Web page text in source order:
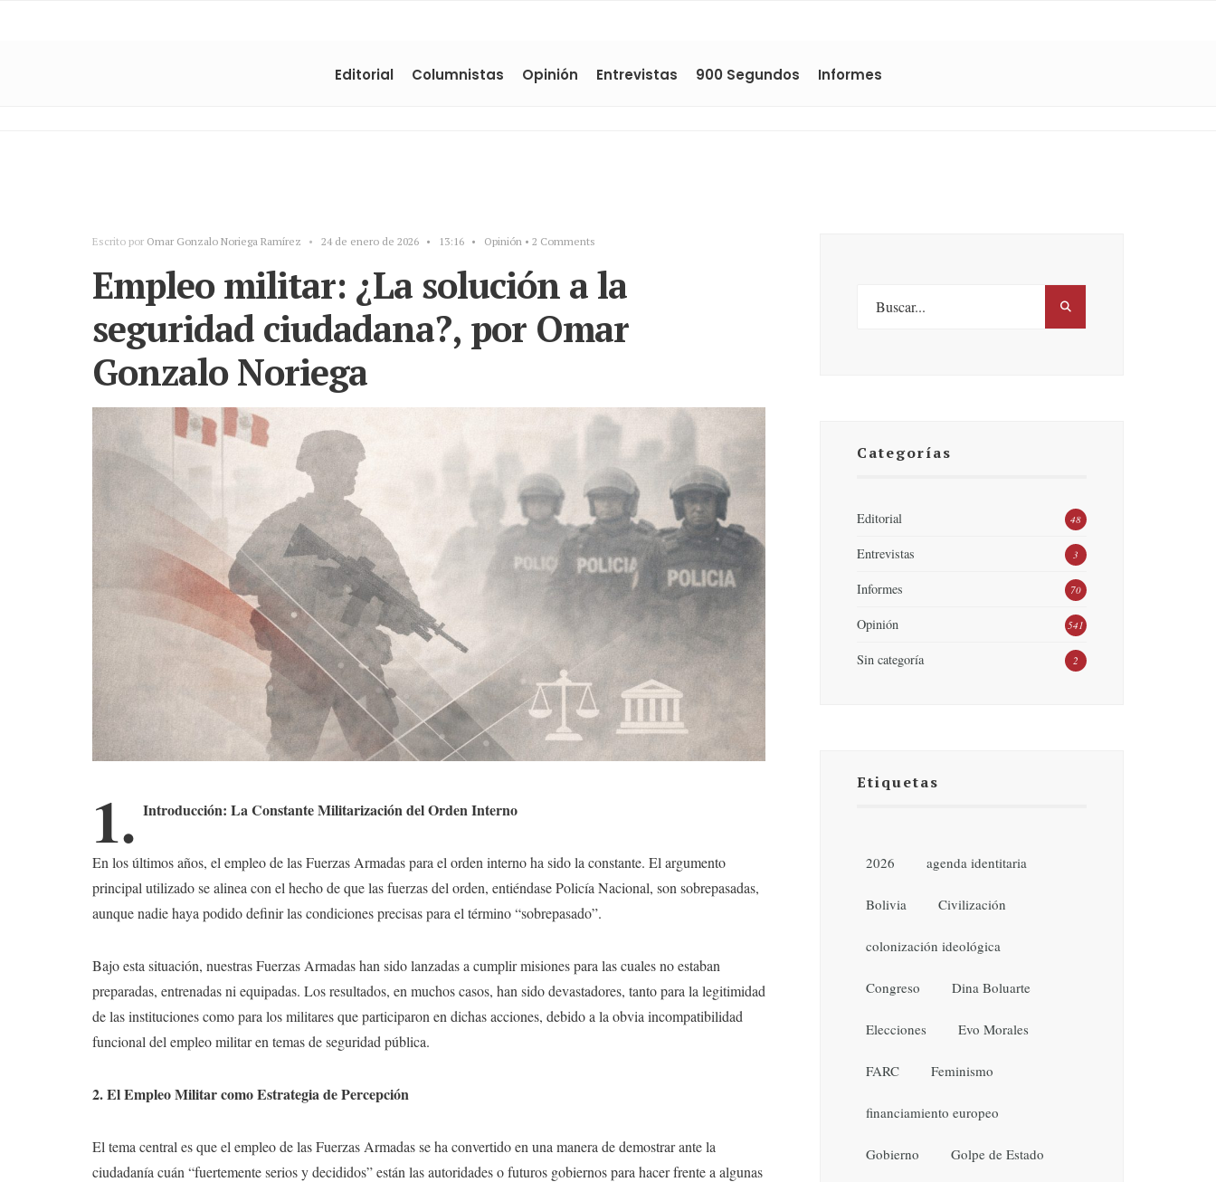
Editorial Columnistas Opinión Entrevistas 900 Segundos Informes
Escrito por Omar Gonzalo Noriega Ramírez • 24 de enero de 2026 • 13:16 • Opinión • 2 Comments
Empleo militar: ¿La solución a la
seguridad ciudadana?, por Omar
Gonzalo Noriega
1. Introducción: La Constante Militarización del Orden Interno
En los últimos años, el empleo de las Fuerzas Armadas para el orden interno ha sido la constante. El argumento
principal utilizado se alinea con el hecho de que las fuerzas del orden, entiéndase Policía Nacional, son sobrepasadas,
aunque nadie haya podido definir las condiciones precisas para el término “sobrepasado”.
Bajo esta situación, nuestras Fuerzas Armadas han sido lanzadas a cumplir misiones para las cuales no estaban
preparadas, entrenadas ni equipadas. Los resultados, en muchos casos, han sido devastadores, tanto para la legitimidad
de las instituciones como para los militares que participaron en dichas acciones, debido a la obvia incompatibilidad
funcional del empleo militar en temas de seguridad pública.
2. El Empleo Militar como Estrategia de Percepción
El tema central es que el empleo de las Fuerzas Armadas se ha convertido en una manera de demostrar ante la
ciudadanía cuán “fuertemente serios y decididos” están las autoridades o futuros gobiernos para hacer frente a algunas
Categorías
Editorial 48
Entrevistas 3
Informes 70
Opinión 541
Sin categoría 2
Etiquetas
2026 agenda identitaria
Bolivia Civilización
colonización ideológica
Congreso Dina Boluarte
Elecciones Evo Morales
FARC Feminismo
financiamiento europeo
Gobierno Golpe de Estado